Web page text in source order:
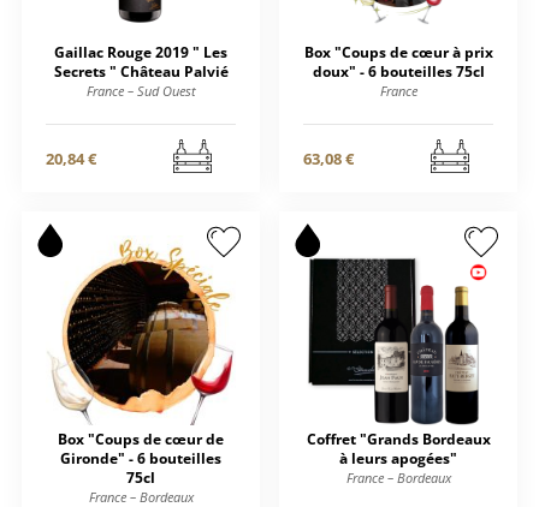
Gaillac Rouge 2019 " Les
Secrets " Château Palvié
France – Sud Ouest
20,84 €
Box "Coups de cœur à prix
doux" - 6 bouteilles 75cl
France
63,08 €
Box "Coups de cœur de
Gironde" - 6 bouteilles
75cl
France – Bordeaux
Coffret "Grands Bordeaux
à leurs apogées"
France – Bordeaux